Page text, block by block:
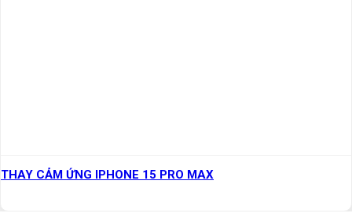
THAY CẢM ỨNG IPHONE 15 PRO MAX